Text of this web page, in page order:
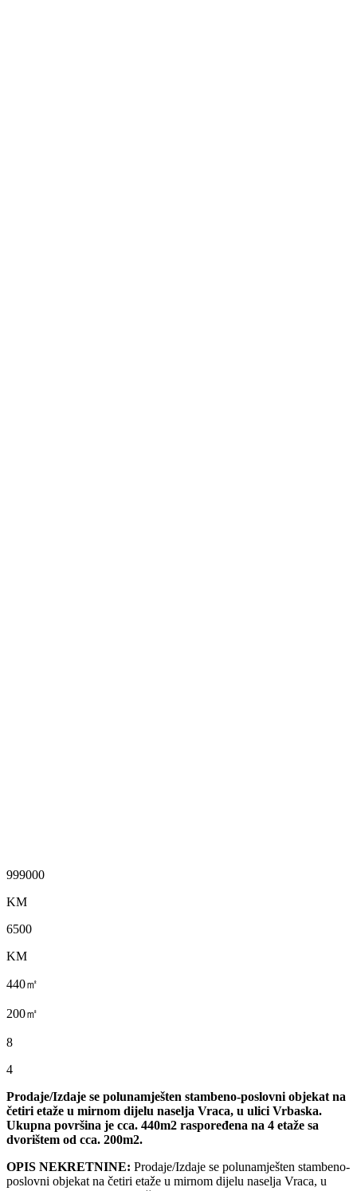
999000
KM
6500
KM
440㎡
200㎡
8
4
Prodaje/Izdaje se polunamješten stambeno-poslovni objekat na
četiri etaže u mirnom dijelu naselja Vraca, u ulici Vrbaska.
Ukupna površina je cca. 440m2 raspoređena na 4 etaže sa
dvorištem od cca. 200m2.
OPIS NEKRETNINE: Prodaje/Izdaje se polunamješten stambeno-
poslovni objekat na četiri etaže u mirnom dijelu naselja Vraca, u